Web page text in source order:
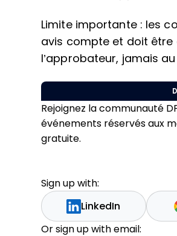
Limite importante : les
avis compte et doit être
l’approbateur, jamais
Rejoignez la communauté
événements réservés aux
gratuite.
Sign up with:
LinkedIn
Or sign up with email: